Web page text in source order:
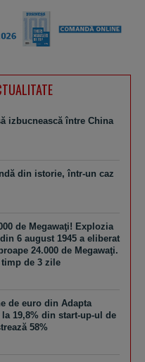
izbucnească între China
din istorie, într-un caz
de Megawaţi! Explozia
6 august 1945 a eliberat
24.000 de Megawaţi.
timp de 3 zile
de euro din Adapta
19,8% din start-up-ul de
58%